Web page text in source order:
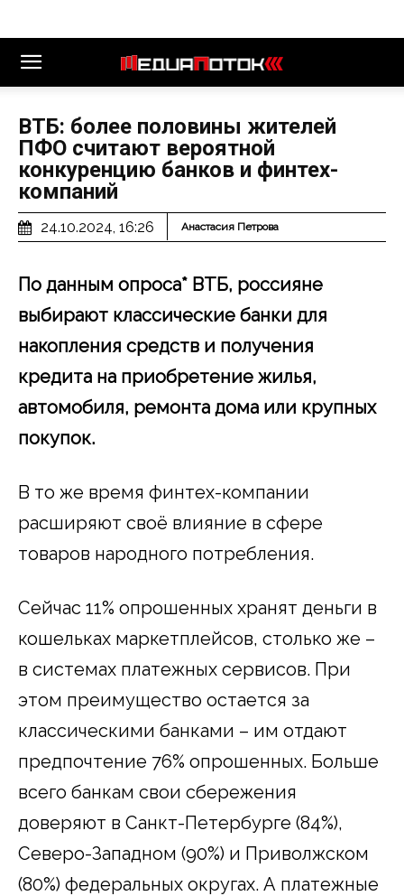
ВТБ: более половины жителей
ПФО считают вероятной
конкуренцию банков и финтех-
компаний
24.10.2024, 16:26 Анастасия Петрова
По данным опроса* ВТБ, россияне
выбирают классические банки для
накопления средств и получения
кредита на приобретение жилья,
автомобиля, ремонта дома или крупных
покупок.
В то же время финтех-компании
расширяют своё влияние в сфере
товаров народного потребления.
Сейчас 11% опрошенных хранят деньги в
кошельках маркетплейсов, столько же –
в системах платежных сервисов. При
этом преимущество остается за
классическими банками – им отдают
предпочтение 76% опрошенных. Больше
всего банкам свои сбережения
доверяют в Санкт-Петербурге (84%),
Северо-Западном (90%) и Приволжском
(80%) федеральных округах. А платежные